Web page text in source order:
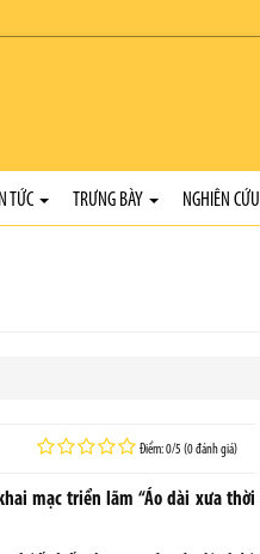
TỨC TRƯNG BÀY NGHIÊN CỨU
Điểm: 0/5 (0 đánh giá)
mạc triển lãm “Áo dài xưa thời